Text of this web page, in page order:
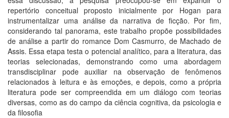
repertório conceitual proposto inicialmente por Hogan para
instrumentalizar uma análise da narrativa de ficção. Por fim,
considerando tal panorama, este trabalho propõe possibilidades
de análise a partir do romance Dom Casmurro, de Machado de
Assis. Essa etapa testa o potencial analítico, para a literatura, das
teorias selecionadas, demonstrando como uma abordagem
transdisciplinar pode auxiliar na observação de fenômenos
relacionados à leitura e às emoções, e depois, como a própria
literatura pode ser compreendida em um diálogo com teorias
diversas, como as do campo da ciência cognitiva, da psicologia e
da filosofia